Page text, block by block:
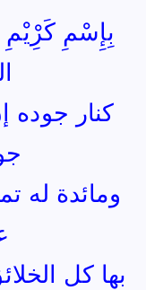
بِإِسْمِ كَرِْيْمِ
كنار
ومائدة له
بها كل